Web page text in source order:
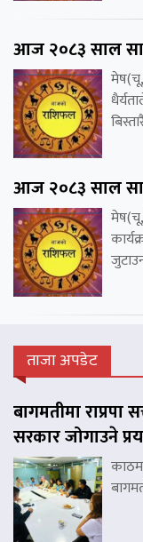
आज २०८३ साल
आज २०८३ साल
ताजा अपडेट
बागमतीमा राप्रपा
सरकार जोगाउने